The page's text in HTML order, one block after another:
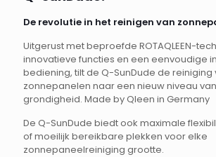
De revolutie in het reinigen van
Uitgerust met beproefde ROTAQLEEN-
innovatieve functies en een eenvoudige
bediening, tilt de Q-SunDude de reiniging
zonnepanelen naar een nieuw niveau
grondigheid. Made by Qleen in Germany
De Q-SunDude biedt ook maximale
of moeilijk bereikbare plekken voor elke
zonnepaneelreiniging grootte.